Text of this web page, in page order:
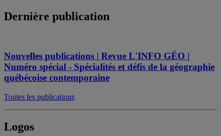
Dernière publication
Nouvelles publications | Revue L'INFO GÉO |
Numéro spécial - Spécialités et défis de la géographie
québécoise contemporaine
Toutes les publications
Logos